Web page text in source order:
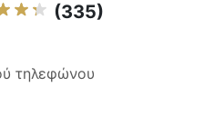
(335)
τηλεφώνου